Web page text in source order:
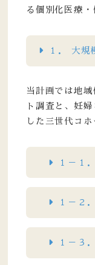
る個別化医療
１． 大規
当計画では地
ト調査と、妊
した三世代コ
１－１
１－２
１－３